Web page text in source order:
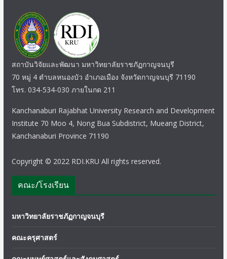
สถาบันวิจัยและพัฒนา มหาวิทยาลัยราชภัฏกาญจนบุรี
70 หมู่ 4 ตำบลหนองบัว อำเภอเมือง จังหวัดกาญจนบุรี 71190
โทร. 034-534-030 ภายในกด 211
Kanchanaburi Rajabhat University Research and Development
Institute 70 Moo 4, Nong Bua Subdistrict, Mueang District,
Kanchanaburi Province 71190
Copyright © 2022 RDI.KRU All rights reserved.
คณะ/โรงเรียน
มหาวิทยาลัยราชภัฏกาญจนบุรี
คณะครุศาสตร์